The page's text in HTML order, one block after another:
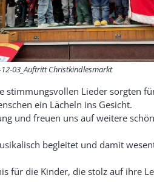
03_Auftritt Christkindlesmarkt
stimmungsvollen Lieder sorgten
ein Lächeln ins Gesicht.
und freuen uns auf weitere
begleitet und damit
für die Kinder, die stolz auf ihre